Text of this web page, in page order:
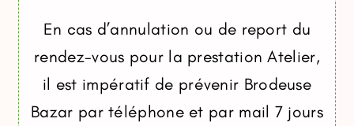
En cas d’annulation ou de report du
rendez-vous pour la prestation Atelier,
il est impératif de prévenir Brodeuse
Bazar par téléphone et par mail 7 jours